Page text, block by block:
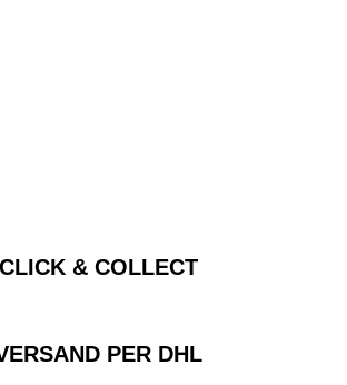
CLICK & COLLECT
PER DHL